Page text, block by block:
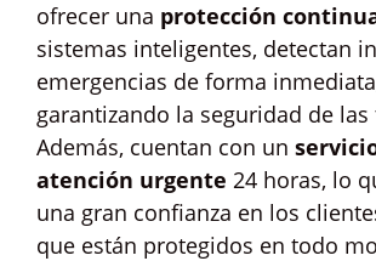
ofrecer una protección
sistemas inteligentes, detectan
emergencias de forma
garantizando la seguridad de
Además, cuentan con un
atención urgente 24 horas, lo
una gran confianza en los
que están protegidos en todo